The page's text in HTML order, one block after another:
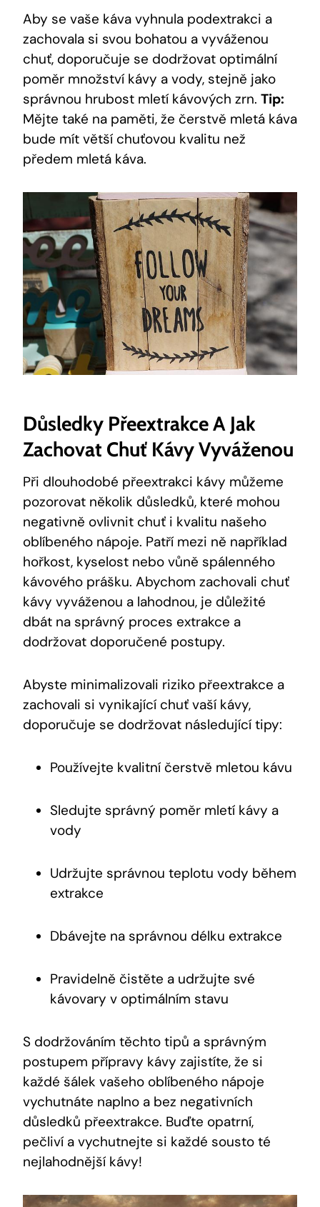
Aby se vaše káva vyhnula podextrakci a
zachovala si svou bohatou a vyváženou
chuť, doporučuje se dodržovat optimální
poměr množství kávy a vody, stejně jako
správnou hrubost mletí kávových zrn. Tip:
Mějte také na paměti, že čerstvě mletá káva
bude mít větší chuťovou kvalitu než
předem mletá káva.
Důsledky Přeextrakce A Jak
Zachovat Chuť Kávy Vyváženou
Při dlouhodobé přeextrakci kávy můžeme
pozorovat několik důsledků, které mohou
negativně ovlivnit chuť i kvalitu našeho
oblíbeného nápoje. Patří mezi ně například
hořkost, kyselost nebo vůně spálenného
kávového prášku. Abychom zachovali chuť
kávy vyváženou a lahodnou, je důležité
dbát na správný proces extrakce a
dodržovat doporučené postupy.
Abyste minimalizovali riziko přeextrakce a
zachovali si vynikající chuť vaší kávy,
doporučuje se dodržovat následující tipy:
Používejte kvalitní čerstvě mletou kávu
Sledujte správný poměr mletí kávy a
vody
Udržujte správnou teplotu vody během
extrakce
Dbávejte na správnou délku extrakce
Pravidelně čistěte a udržujte své
kávovary v optimálním stavu
S dodržováním těchto tipů a správným
postupem přípravy kávy zajistíte, že si
každé šálek vašeho oblíbeného nápoje
vychutnáte naplno a bez negativních
důsledků přeextrakce. Buďte opatrní,
pečliví a vychutnejte si každé sousto té
nejlahodnější kávy!